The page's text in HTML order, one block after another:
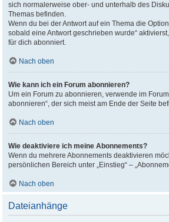
sich normalerweise ober- und unterhalb des
Themas befinden.
Wenn du bei der Antwort auf ein Thema die
sobald eine Antwort geschrieben wurde“
für dich abonniert.
Nach oben
Wie kann ich ein Forum abonnieren?
Um ein Forum zu abonnieren, verwende im
abonnieren“, der sich meist am Ende der Seite
Nach oben
Wie deaktiviere ich meine Abonnements?
Wenn du mehrere Abonnements deaktivieren
persönlichen Bereich unter „Einstieg“ –
Nach oben
Dateianhänge